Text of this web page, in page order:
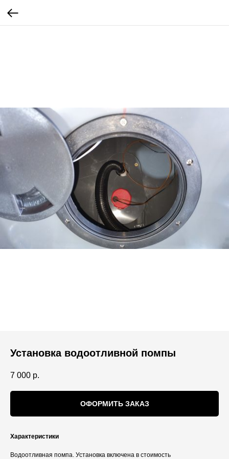
Установка водоотливной помпы
7 000 р.
ОФОРМИТЬ ЗАКАЗ
Характеристики
Водоотливная помпа. Установка включена в стоимость